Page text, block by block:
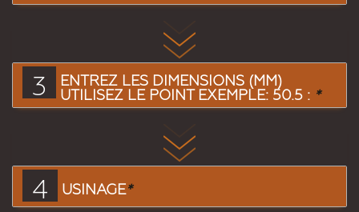
3
ENTREZ LES DIMENSIONS (MM)
UTILISEZ LE POINT EXEMPLE: 50.5 : *
4 USINAGE*